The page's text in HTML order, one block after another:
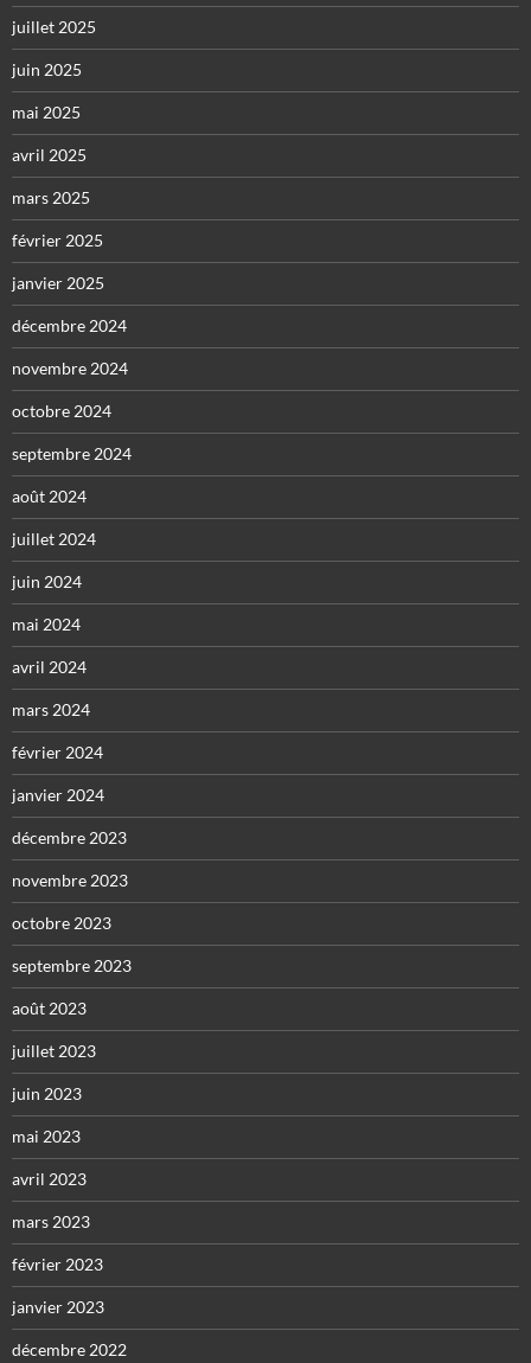
juillet 2025
juin 2025
mai 2025
avril 2025
mars 2025
février 2025
janvier 2025
décembre 2024
novembre 2024
octobre 2024
septembre 2024
août 2024
juillet 2024
juin 2024
mai 2024
avril 2024
mars 2024
février 2024
janvier 2024
décembre 2023
novembre 2023
octobre 2023
septembre 2023
août 2023
juillet 2023
juin 2023
mai 2023
avril 2023
mars 2023
février 2023
janvier 2023
décembre 2022